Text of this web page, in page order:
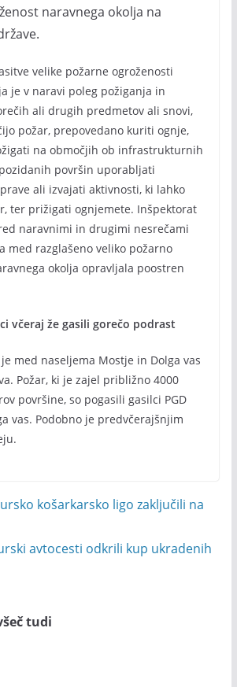
naravnega okolja na
velike požarne ogroženosti
je v naravi poleg požiganja in
ali drugih predmetov ali snovi,
požar, prepovedano kuriti ognje,
na območjih ob infrastrukturnih
površin uporabljati
ali izvajati aktivnosti, ki lahko
ter prižigati ognjemete. Inšpektorat
naravnimi in drugimi nesrečami
med razglašeno veliko požarno
okolja opravljala poostren
včeraj že gasili gorečo podrast
med naseljema Mostje in Dolga vas
Požar, ki je zajel približno 4000
površine, so pogasili gasilci PGD
vas. Podobno je predvčerajšnjim
košarkarsko ligo zaključili na
avtocesti odkrili kup ukradenih
tudi